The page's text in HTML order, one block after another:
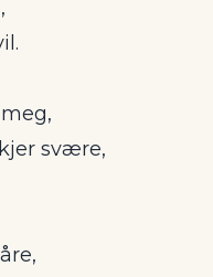
svære,